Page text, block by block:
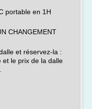
portable en 1H
CHANGEMENT
et réservez-la :
et le prix de la dalle